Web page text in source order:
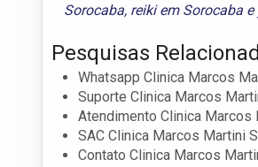
Sorocaba, reiki em Sorocaba e
Pesquisas
Whatsapp Clinica Marcos
Suporte Clinica Marcos
Atendimento Clinica Marcos
SAC Clinica Marcos Martini
Contato Clinica Marcos